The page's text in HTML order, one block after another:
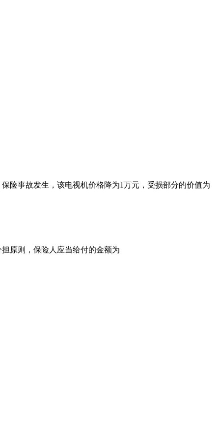
险事故发生，该电视机价格降为1万元，受损部分的价值为
原则，保险人应当给付的金额为